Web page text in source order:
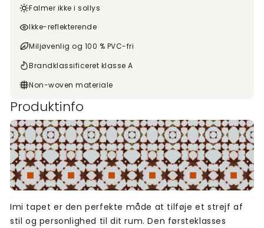
Falmer ikke i sollys
Ikke-reflekterende
Miljøvenlig og 100 % PVC-fri
Brandklassificeret klasse A
Non-woven materiale
Produktinfo
Imi tapet er den perfekte måde at tilføje et strejf af
stil og personlighed til dit rum. Den førsteklasses